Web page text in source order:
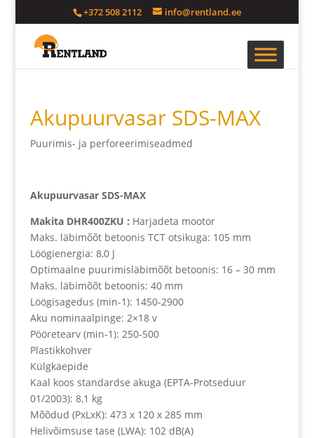
+372 508 2112 info@rentland.ee
Akupuurvasar SDS-MAX
Puurimis- ja perforeerimiseadmed
Akupuurvasar SDS-MAX
Makita DHR400ZKU : Harjadeta mootor
Maks. läbimõõt betoonis TCT otsikuga: 105 mm
Löögienergia: 8,0 J
Optimaalne puurimisläbimõõt betoonis: 16 – 30 mm
Maks. läbimõõt betoonis: 40 mm
Löögisagedus (min-1): 1450-2900
Aku nominaalpinge: 2×18 v
Pööretearv (min-1): 250-500
Plastikkohver
Külgkäepide
Kaal koos standardse akuga (EPTA-Protseduur
01/2003): 8,1 kg
Mõõdud (PxLxK): 473 x 120 x 285 mm
Helivõimsuse tase (LWA): 102 dB(A)